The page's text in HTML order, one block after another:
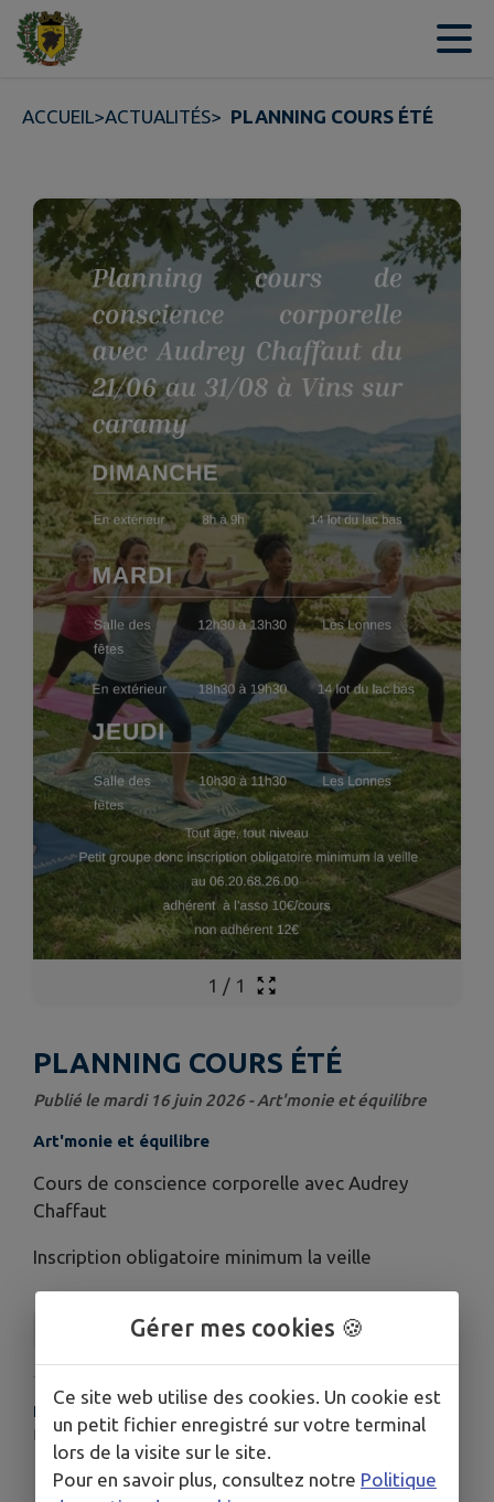
Contenu
ACCUEIL>ACTUALITÉS> PLANNING COURS ÉTÉ
1 / 1
PLANNING COURS ÉTÉ
Publié le mardi 16 juin 2026 - Art'monie et équilibre
Art'monie et équilibre
Cours de conscience corporelle avec Audrey
Chaffaut
Inscription obligatoire minimum la veille
Art'monie et équilibre
HORAIRES
Dimanche : 8h à 9h en extérieur
Gérer mes cookies 🍪
Ce site web utilise des cookies. Un cookie est
un petit fichier enregistré sur votre terminal
lors de la visite sur le site.
Pour en savoir plus, consultez notre Politique